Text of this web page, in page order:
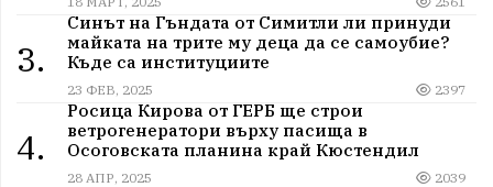
3.
Синът на Гъндата от Симитли ли принуди
майката на трите му деца да се самоубие?
Къде са институциите
23 ФЕВ, 2025 2397
4.
Росица Кирова от ГЕРБ ще строи
ветрогенератори върху пасища в
Осоговската планина край Кюстендил
28 АПР, 2025 2039